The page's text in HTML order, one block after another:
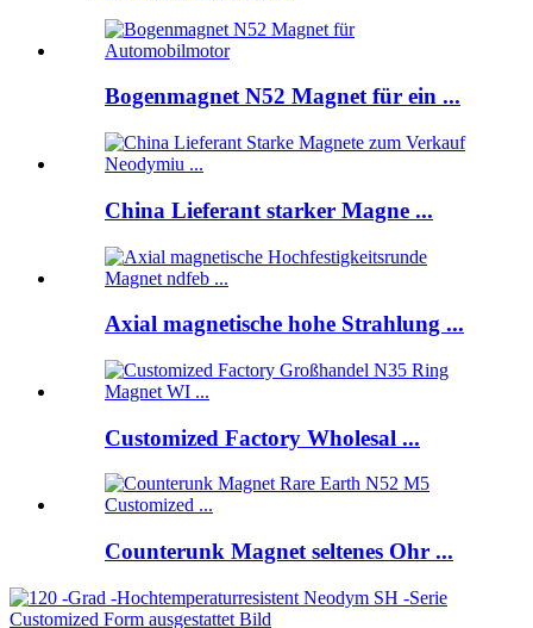
Bogenmagnet N52 Magnet für ein ...
China Lieferant starker Magne ...
Axial magnetische hohe Strahlung ...
Customized Factory Wholesal ...
Counterunk Magnet seltenes Ohr ...